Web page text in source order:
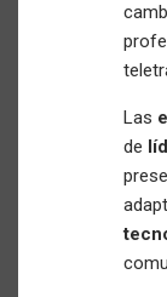
Las
de